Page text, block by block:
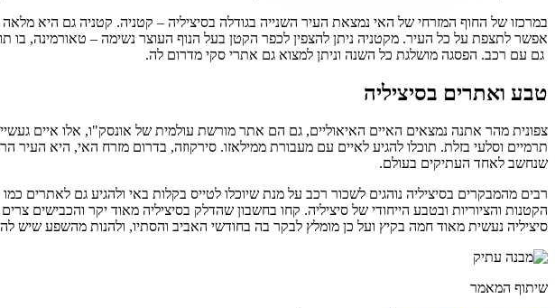
במרכזו של החוף המזרחי של האי נמצאת העיר השנייה בגודלה בסיציליה – קטניה. קטניה גם היא מלאה
אפשר לתצפת על כל העיר. מקטניה ניתן להצפין לכפר הקטן בעל הנוף העוצר נשימה – טאורמינה, בו
גם עם רכב. הפסגה מושלגת כל השנה וניתן למצוא גם אתרי סקי מדרום לה.
טבע ואתרים בסיציליה
צפונית מהר אתנה נמצאים האיים האיאוליים, גם הם אתר מורשת עולמית של אונסק"ו, אלו איים
תרמיים וסלעי בזלת. תוכלו להגיע לאיים עם מעבורת ממילאזו. סירקוזה, בדרום מזרח האי, היא העיר
שנחשב לאחד העתיקים בעולם.
רבים מהמבקרים בסיציליה נוהגים לשכור רכב על מנת שיוכלו לטייס בקלות באי ולהגיע גם
הקטנות והציוריות ובטבע הייחודי של סיציליה. קחו בחשבון שהדלק בסיציליה מאוד יקר והכבישים
סיציליה נעשית מאוד חמה בקיץ ועל כן מומלץ לבקר בה בחודשי האביב והסתיו, ולהנות מהשפע שיש
שיתוף המאמר